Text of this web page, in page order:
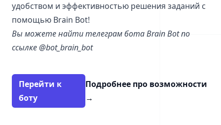
удобством и эффективностью решения заданий с
помощью Brain Bot!
Вы можете найти телеграм бота Brain Bot по
ссылке@bot_brain_bot
Перейти к
боту
Подробнее про возможности
→